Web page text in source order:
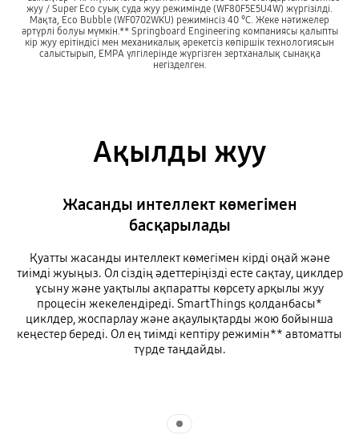
жуу / Super Eco суық суда жуу режимінде (WF80F5E5U4W) жүргізілді.
Мақта, Eco Bubble (WF0702WKU) режимінсіз 40 °C. Жеке нәтижелер
әртүрлі болуы мүмкін.** Springboard Engineering компаниясы қалыпты
кір жуу ерітіндісі мен механикалық әрекетсіз көпіршік технологиясын
салыстырып, EMPA үлгілерінде жүргізген зертханалық сынаққа
негізделген.
Ақылды жуу
Жасанды интеллект көмегімен
басқарылады
Қуатты жасанды интеллект көмегімен кірді оңай және
тиімді жуыңыз. Ол сіздің әдеттеріңізді есте сақтау, циклдер
ұсыну және уақтылы ақпаратты көрсету арқылы жуу
процесін жекелендіреді. SmartThings қолданбасы*
циклдер, жоспарлау және ақаулықтарды жою бойынша
кеңестер береді. Ол ең тиімді кептіру режимін** автоматты
түрде таңдайды.